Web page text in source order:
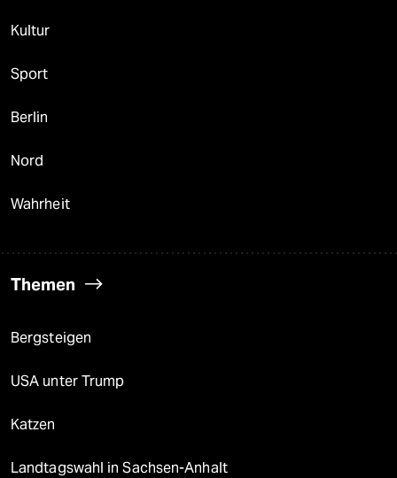
Kultur
Sport
Berlin
Nord
Wahrheit
Themen
Bergsteigen
USA unter Trump
Katzen
Landtagswahl in Sachsen-Anhalt